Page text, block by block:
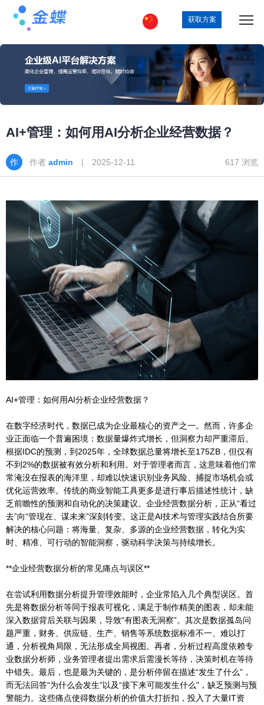
获取方案
AI+管理：如何用AI分析企业经营数据？
作者 admin | 2025-12-11 617 浏览
AI+管理：如何用AI分析企业经营数据？
在数字经济时代，数据已成为企业最核心的资产之一。然而，许多企
业正面临一个普遍困境：数据量爆炸式增长，但洞察力却严重滞后。
根据IDC的预测，到2025年，全球数据总量将增长至175ZB，但仅有
不到2%的数据被有效分析和利用。对于管理者而言，这意味着他们常
常淹没在报表的海洋里，却难以快速识别业务风险、捕捉市场机会或
优化运营效率。传统的商业智能工具更多是进行事后描述性统计，缺
乏前瞻性的预测和自动化的决策建议。企业经营数据分析，正从“看过
去”向“管现在、谋未来”深刻转变。这正是AI技术与管理实践结合所要
解决的核心问题：将海量、复杂、多源的企业经营数据，转化为实
时、精准、可行动的智能洞察，驱动科学决策与持续增长。
**企业经营数据分析的常见痛点与误区**
在尝试利用数据分析提升管理效能时，企业常陷入几个典型误区。首
先是将数据分析等同于报表可视化，满足于制作精美的图表，却未能
深入数据背后关联与因果，导致“有图表无洞察”。其次是数据孤岛问
题严重，财务、供应链、生产、销售等系统数据标准不一、难以打
通，分析视角局限，无法形成全局视图。再者，分析过程高度依赖专
业数据分析师，业务管理者提出需求后需漫长等待，决策时机在等待
中错失。最后，也是最为关键的，是分析停留在描述“发生了什么”，
而无法回答“为什么会发生”以及“接下来可能发生什么”，缺乏预测与预
警能力。这些痛点使得数据分析的价值大打折扣，投入了大量IT资